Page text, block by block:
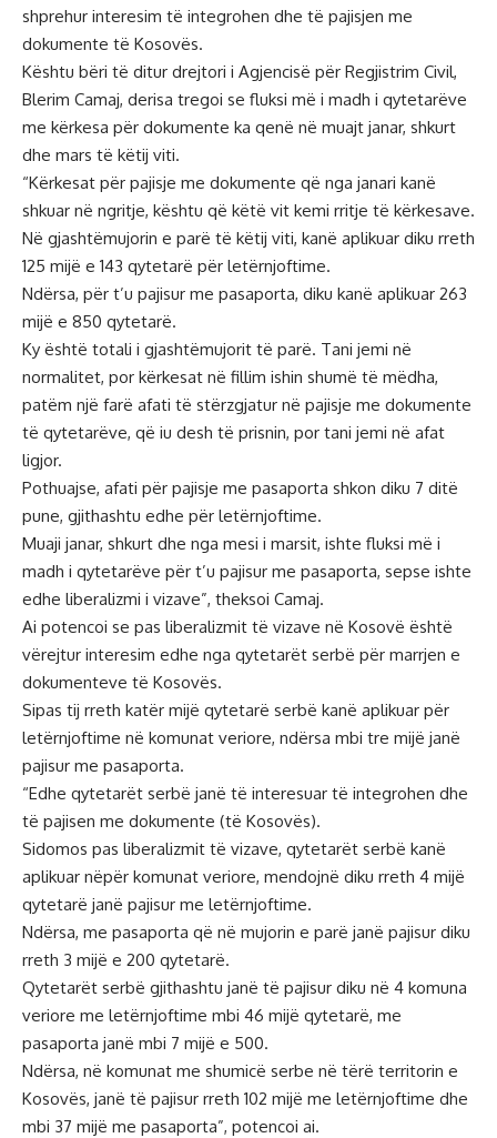
shprehur interesim të integrohen dhe të pajisjen me
dokumente të Kosovës.
Kështu bëri të ditur drejtori i Agjencisë për Regjistrim Civil,
Blerim Camaj, derisa tregoi se fluksi më i madh i qytetarëve
me kërkesa për dokumente ka qenë në muajt janar, shkurt
dhe mars të këtij viti.
“Kërkesat për pajisje me dokumente që nga janari kanë
shkuar në ngritje, kështu që këtë vit kemi rritje të kërkesave.
Në gjashtëmujorin e parë të këtij viti, kanë aplikuar diku rreth
125 mijë e 143 qytetarë për letërnjoftime.
Ndërsa, për t’u pajisur me pasaporta, diku kanë aplikuar 263
mijë e 850 qytetarë.
Ky është totali i gjashtëmujorit të parë. Tani jemi në
normalitet, por kërkesat në fillim ishin shumë të mëdha,
patëm një farë afati të stërzgjatur në pajisje me dokumente
të qytetarëve, që iu desh të prisnin, por tani jemi në afat
ligjor.
Pothuajse, afati për pajisje me pasaporta shkon diku 7 ditë
pune, gjithashtu edhe për letërnjoftime.
Muaji janar, shkurt dhe nga mesi i marsit, ishte fluksi më i
madh i qytetarëve për t’u pajisur me pasaporta, sepse ishte
edhe liberalizmi i vizave”, theksoi Camaj.
Ai potencoi se pas liberalizmit të vizave në Kosovë është
vërejtur interesim edhe nga qytetarët serbë për marrjen e
dokumenteve të Kosovës.
Sipas tij rreth katër mijë qytetarë serbë kanë aplikuar për
letërnjoftime në komunat veriore, ndërsa mbi tre mijë janë
pajisur me pasaporta.
“Edhe qytetarët serbë janë të interesuar të integrohen dhe
të pajisen me dokumente (të Kosovës).
Sidomos pas liberalizmit të vizave, qytetarët serbë kanë
aplikuar nëpër komunat veriore, mendojnë diku rreth 4 mijë
qytetarë janë pajisur me letërnjoftime.
Ndërsa, me pasaporta që në mujorin e parë janë pajisur diku
rreth 3 mijë e 200 qytetarë.
Qytetarët serbë gjithashtu janë të pajisur diku në 4 komuna
veriore me letërnjoftime mbi 46 mijë qytetarë, me
pasaporta janë mbi 7 mijë e 500.
Ndërsa, në komunat me shumicë serbe në tërë territorin e
Kosovës, janë të pajisur rreth 102 mijë me letërnjoftime dhe
mbi 37 mijë me pasaporta”, potencoi ai.